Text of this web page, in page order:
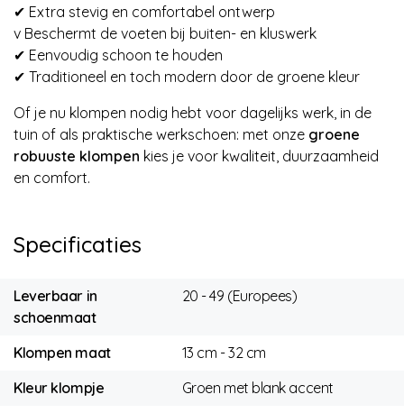
✔ Extra stevig en comfortabel ontwerp
v Beschermt de voeten bij buiten- en kluswerk
✔ Eenvoudig schoon te houden
✔ Traditioneel en toch modern door de groene kleur
Of je nu klompen nodig hebt voor dagelijks werk, in de
tuin of als praktische werkschoen: met onze groene
robuuste klompen kies je voor kwaliteit, duurzaamheid
en comfort.
Specificaties
Leverbaar in
schoenmaat
20 - 49 (Europees)
Klompen maat
13 cm - 32 cm
Kleur klompje
Groen met blank accent